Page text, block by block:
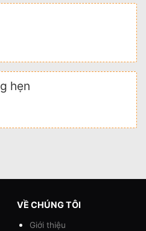
hẹn
VỀ CHÚNG TÔI
Giới thiệu